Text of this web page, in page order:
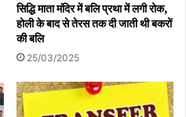
सिद्धि माता मंदिर में बलि प्रथा में लगी रोक,
होली के बाद से तेरस तक दी जाती थी बकरों
की बलि
25/03/2025